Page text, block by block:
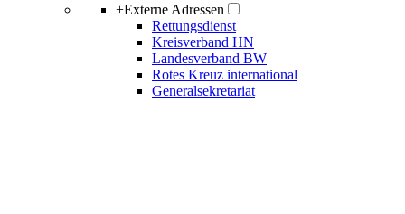
+Externe Adressen
Rettungsdienst
Kreisverband HN
Landesverband BW
Rotes Kreuz international
Generalsekretariat